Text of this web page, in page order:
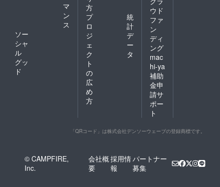
マ
ン
ス
ソー
シャ
ル
グッ
ド
方
プ
ロ
ジ
ェ
ク
ト
の
広
め
方
統
計
デ
ー
タ
ウド
ファ
ン
ディ
ング
mac
hi-ya
補助
金申
請サ
ポー
ト
「QRコード」は株式会社デンソーウェーブの登録商標です。
© CAMPFIRE,
Inc.
会社概
要
採用情
報
パートナー
募集